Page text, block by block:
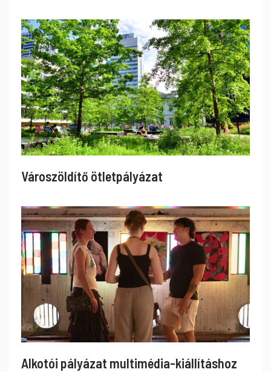
Városzöldítő ötletpályázat
Alkotói pályázat multimédia-kiállításhoz